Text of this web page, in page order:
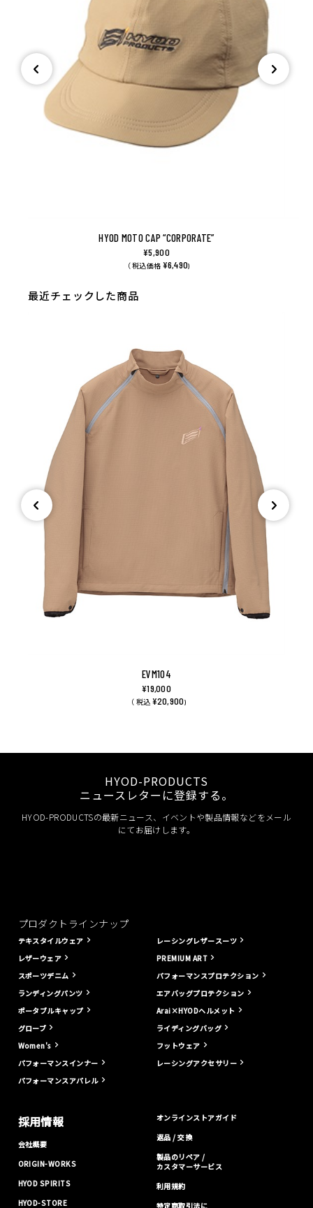
HYOD MOTO CAP “CORPORATE”
¥5,900
（ 税込価格 ¥6,490)
最近チェックした商品
EVM104
¥19,000
（ 税込 ¥20,900)
HYOD-PRODUCTS
ニュースレターに登録する。
HYOD-PRODUCTSの最新ニュース、イベントや製品情報などをメール
にてお届けします。
プロダクトラインナップ
テキスタイルウェア
レザーウェア
スポーツデニム
ランディングパンツ
ポータブルキャップ
グローブ
Women's
パフォーマンスインナー
パフォーマンスアパレル
レーシングレザースーツ
PREMIUM ART
パフォーマンスプロテクション
エアバッグプロテクション
Arai×HYODヘルメット
ライディングバッグ
フットウェア
レーシングアクセサリー
採用情報
会社概要
ORIGIN-WORKS
HYOD SPIRITS
HYOD-STORE
オンラインストアガイド
返品 / 交換
製品のリペア /
カスタマーサービス
利用規約
特定商取引法に